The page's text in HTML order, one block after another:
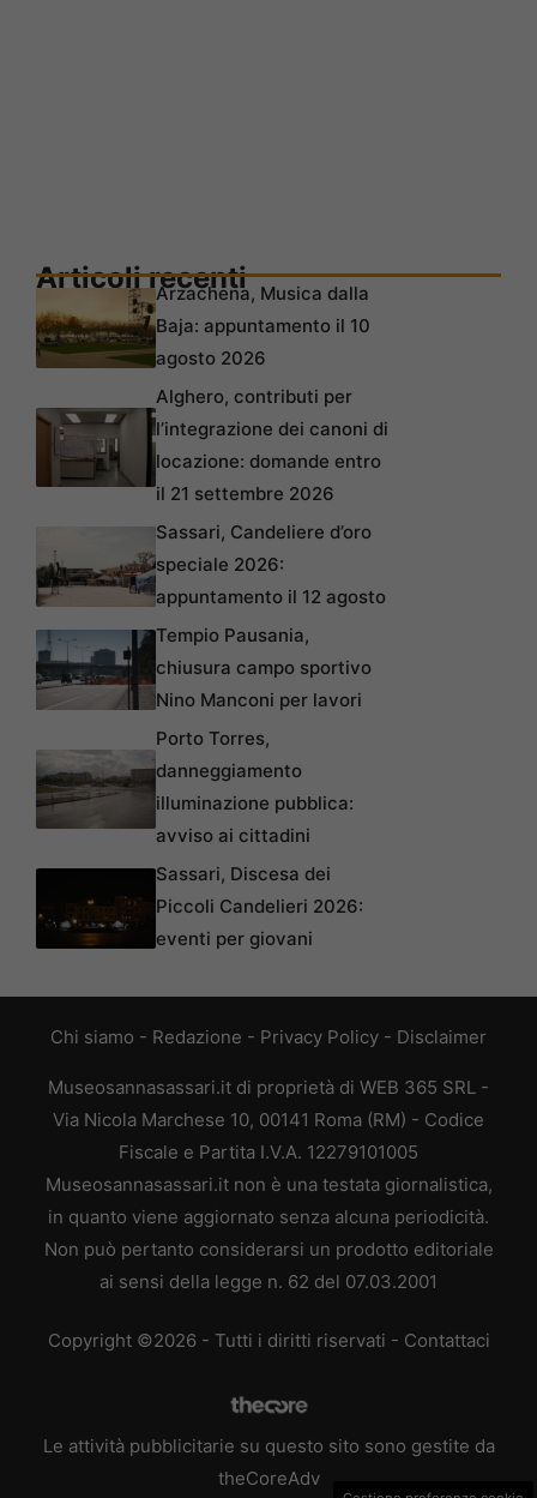
Articoli recentiArzachena, Musica dalla
Baja: appuntamento il 10
agosto 2026
Alghero, contributi per
l’integrazione dei canoni di
locazione: domande entro
il 21 settembre 2026
Sassari, Candeliere d’oro
speciale 2026:
appuntamento il 12 agosto
Tempio Pausania,
chiusura campo sportivo
Nino Manconi per lavori
Porto Torres,
danneggiamento
illuminazione pubblica:
avviso ai cittadini
Sassari, Discesa dei
Piccoli Candelieri 2026:
eventi per giovani
Chi siamo - Redazione - Privacy Policy - Disclaimer
Museosannasassari.it di proprietà di WEB 365 SRL -
Via Nicola Marchese 10, 00141 Roma (RM) - Codice
Fiscale e Partita I.V.A. 12279101005
Museosannasassari.it non è una testata giornalistica,
in quanto viene aggiornato senza alcuna periodicità.
Non può pertanto considerarsi un prodotto editoriale
ai sensi della legge n. 62 del 07.03.2001
Copyright ©2026 - Tutti i diritti riservati - Contattaci
Le attività pubblicitarie su questo sito sono gestite da
theCoreAdv